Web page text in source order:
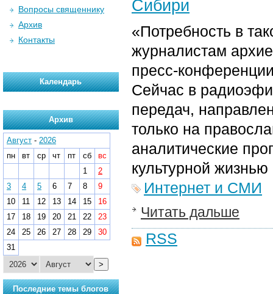
Сибири
«Потребность в
журналистам
пресс-
Сейчас в
передач,
только на
аналитические
культурной
Интернет и СМИ
Читать дальше
RSS
Вопросы священнику
Архив
Контакты
Календарь
Архив
Август - 2026
пн
вт ср чт пт сб
вс
1
2
3
4 5 6 7 8
9
10
11 12 13 14 15
16
17
18 19 20 21 22
23
24
25 26 27 28 29
30
31
>
Последние темы блогов